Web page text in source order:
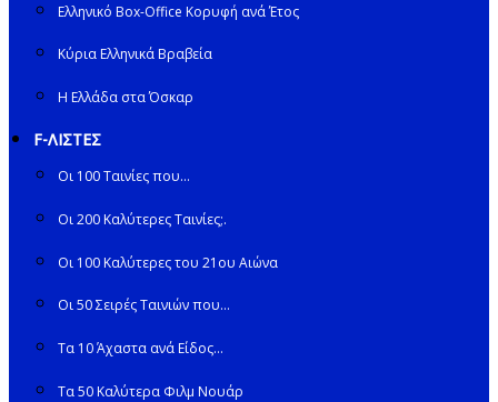
Ελληνικό Box-Office Κορυφή ανά Έτος
Κύρια Ελληνικά Βραβεία
Η Ελλάδα στα Όσκαρ
F-ΛΙΣΤΕΣ
Οι 100 Ταινίες που…
Οι 200 Καλύτερες Ταινίες;.
Οι 100 Καλύτερες του 21ου Αιώνα
Οι 50 Σειρές Ταινιών που…
Τα 10 Άχαστα ανά Είδος…
Τα 50 Καλύτερα Φιλμ Νουάρ